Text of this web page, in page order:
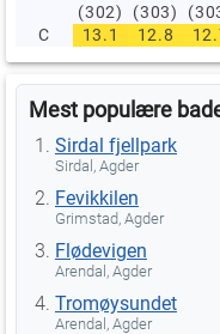
(302)
(303)
C
13.1 12.8
Mest populære
Sirdal fjellpark
Sirdal, Agder
Fevikkilen
Grimstad, Agder
Flødevigen
Arendal, Agder
Tromøysundet
Arendal, Agder